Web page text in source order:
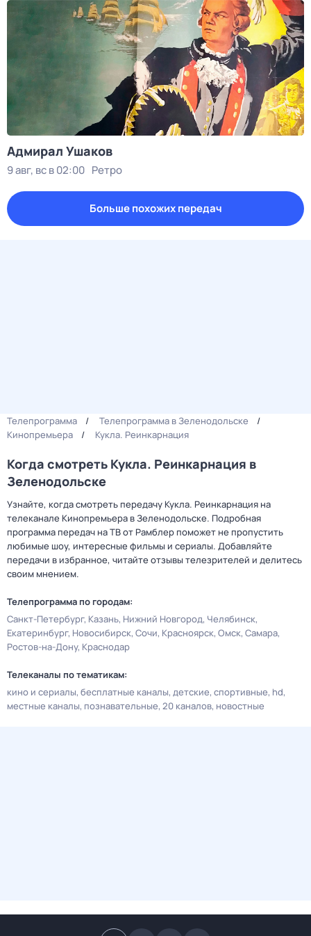
Адмирал Ушаков
9 авг, вс в 02:00 Ретро
Больше похожих передач
Телепрограмма
Телепрограмма в Зеленодольске
Кинопремьера
Кукла. Реинкарнация
Когда смотреть Кукла. Реинкарнация в
Зеленодольске
Узнайте, когда смотреть передачу Кукла. Реинкарнация на
телеканале Кинопремьера в Зеленодольске. Подробная
программа передач на ТВ от Рамблер поможет не пропустить
любимые шоу, интересные фильмы и сериалы. Добавляйте
передачи в избранное, читайте отзывы телезрителей и делитесь
своим мнением.
Телепрограмма по городам:
Санкт-Петербург Казань Нижний Новгород Челябинск
Екатеринбург Новосибирск Сочи Красноярск Омск Самара
Ростов-на-Дону Краснодар
Телеканалы по тематикам:
кино и сериалы бесплатные каналы детские спортивные hd
местные каналы познавательные 20 каналов новостные